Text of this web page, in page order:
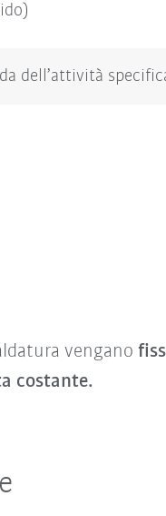
dell’attività
vengano
costante.